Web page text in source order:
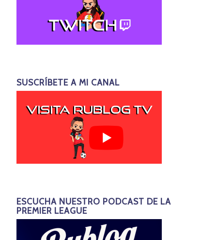
SUSCRÍBETE A MI CANAL
ESCUCHA NUESTRO PODCAST DE LA
PREMIER LEAGUE